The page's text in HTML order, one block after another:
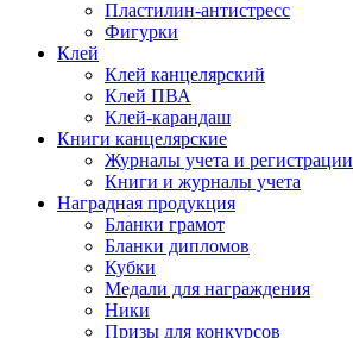
Пластилин-антистресс
Фигурки
Клей
Клей канцелярский
Клей ПВА
Клей-карандаш
Книги канцелярские
Журналы учета и регистрации
Книги и журналы учета
Наградная продукция
Бланки грамот
Бланки дипломов
Кубки
Медали для награждения
Ники
Призы для конкурсов